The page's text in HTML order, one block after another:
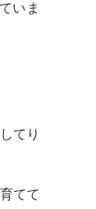
いま
てり
てて